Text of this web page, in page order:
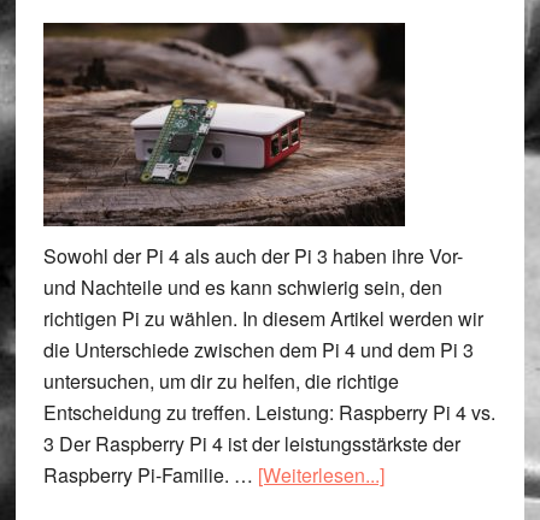
Sowohl der Pi 4 als auch der Pi 3 haben ihre Vor-
und Nachteile und es kann schwierig sein, den
richtigen Pi zu wählen. In diesem Artikel werden wir
die Unterschiede zwischen dem Pi 4 und dem Pi 3
untersuchen, um dir zu helfen, die richtige
Entscheidung zu treffen. Leistung: Raspberry Pi 4 vs.
3 Der Raspberry Pi 4 ist der leistungsstärkste der
Raspberry Pi-Familie. … [Weiterlesen...]ÜberRaspberry